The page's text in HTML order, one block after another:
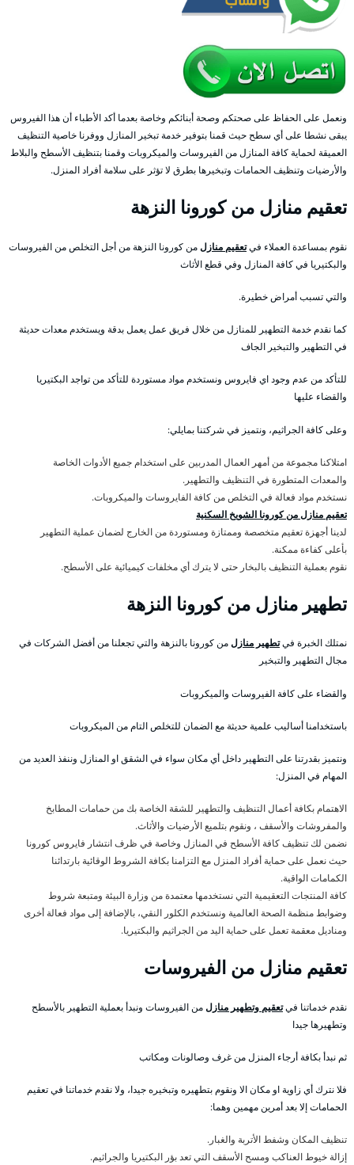
ونعمل على الحفاظ على صحتكم وصحة أبنائكم وخاصة بعدما أكد الأطباء أن هذا الفيروس
يبقى نشطا على أي سطح حيث قمنا بتوفير خدمة تبخير المنازل ووفرنا خاصية التنظيف
العميقة لحماية كافة المنازل من الفيروسات والميكروبات وقمنا بتنظيف الأسطح والبلاط
والأرضيات وتنظيف الحمامات وتبخيرها بطرق لا تؤثر على سلامة أفراد المنزل.
تعقيم منازل من كورونا النزهة
نقوم بمساعدة العملاء فيتعقيم منازلمن كورونا النزهة من أجل التخلص من الفيروسات
والبكتيريا في كافة المنازل وفي قطع الأثاث
والتي تسبب أمراض خطيرة.
كما نقدم خدمة التطهير للمنازل من خلال فريق عمل يعمل بدقة ويستخدم معدات حديثة
في التطهير والتبخير الجاف
للتأكد من عدم وجود اي فايروس ونستخدم مواد مستوردة للتأكد من تواجد البكتيريا
والقضاء عليها
وعلى كافة الجراثيم، ونتميز في شركتنا بمايلي:
امتلاكنا مجموعة من أمهر العمال المدربين على استخدام جميع الأدوات الخاصة
والمعدات المتطورة في التنظيف والتطهير.
نستخدم مواد فعالة في التخلص من كافة الفايروسات والميكروبات.
تعقيم منازل من كورونا الشويخ السكنية
لدينا أجهزة تعقيم متخصصة وممتازة ومستوردة من الخارج لضمان عملية التطهير
بأعلى كفاءة ممكنة.
نقوم بعملية التنظيف بالبخار حتى لا يترك أي مخلفات كيميائية على الأسطح.
تطهير منازل من كورونا النزهة
نمتلك الخبرة فيتطهير منازلمن كورونا بالنزهة والتي تجعلنا من أفضل الشركات في
مجال التطهير والتبخير
والقضاء على كافة الفيروسات والميكروبات
باستخدامنا أساليب علمية حديثة مع الضمان للتخلص التام من الميكروبات
ونتميز بقدرتنا على التطهير داخل أي مكان سواء في الشقق او المنازل وننفذ العديد من
المهام في المنزل:
الاهتمام بكافة أعمال التنظيف والتطهير للشقة الخاصة بك من حمامات المطابخ
والمفروشات والأسقف ، ونقوم بتلميع الأرضيات والأثاث.
نضمن لك تنظيف كافة الأسطح في المنازل وخاصة في ظرف انتشار فايروس كورونا
حيث نعمل على حماية أفراد المنزل مع التزامنا بكافة الشروط الوقائية بارتدائنا
الكمامات الواقية.
كافة المنتجات التعقيمية التي نستخدمها معتمدة من وزارة البيئة ومتبعة شروط
وضوابط منظمة الصحة العالمية ونستخدم الكلور النقي، بالإضافة إلى مواد فعالة أخرى
ومناديل معقمة تعمل على حماية اليد من الجراثيم والبكتيريا.
تعقيم منازل من الفيروسات
نقدم خدماتنا فيتعقيم وتطهير منازلمن الفيروسات ونبدأ بعملية التطهير بالأسطح
وتطهيرها جيدا
ثم نبدأ بكافة أرجاء المنزل من غرف وصالونات ومكاتب
فلا نترك أي زاوية او مكان الا ونقوم بتطهيره وتبخيره جيدا، ولا نقدم خدماتنا في تعقيم
الحمامات إلا بعد أمرين مهمين وهما:
تنظيف المكان وشفط الأتربة والغبار.
إزالة خيوط العناكب ومسح الأسقف التي تعد بؤر البكتيريا والجراثيم.